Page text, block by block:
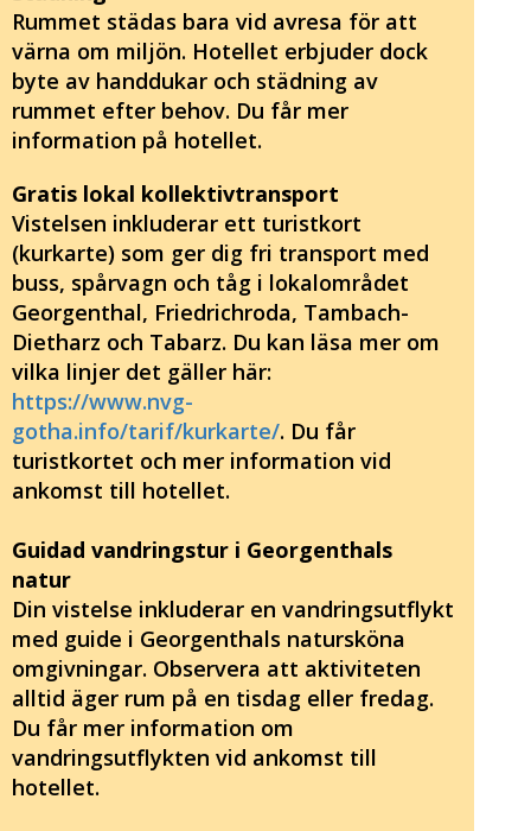
Rummet städas bara vid avresa för att
värna om miljön. Hotellet erbjuder dock
byte av handdukar och städning av
rummet efter behov. Du får mer
information på hotellet.
Gratis lokal kollektivtransport
Vistelsen inkluderar ett turistkort
(kurkarte) som ger dig fri transport med
buss, spårvagn och tåg i lokalområdet
Georgenthal, Friedrichroda, Tambach-
Dietharz och Tabarz. Du kan läsa mer om
vilka linjer det gäller här:
https://www.nvg-
gotha.info/tarif/kurkarte/. Du får
turistkortet och mer information vid
ankomst till hotellet.
Guidad vandringstur i Georgenthals
natur
Din vistelse inkluderar en vandringsutflykt
med guide i Georgenthals natursköna
omgivningar. Observera att aktiviteten
alltid äger rum på en tisdag eller fredag.
Du får mer information om
vandringsutflykten vid ankomst till
hotellet.